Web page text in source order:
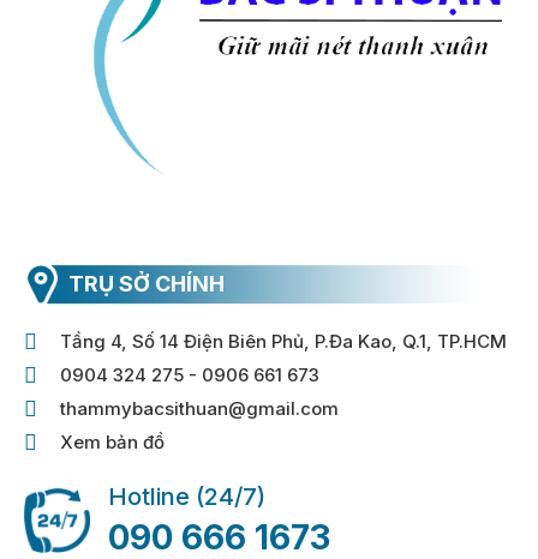
TRỤ SỞ CHÍNH
Tầng 4, Số 14 Điện Biên Phủ, P.Đa Kao, Q.1, TP.HCM
0904 324 275 - 0906 661 673
thammybacsithuan@gmail.com
Xem bản đồ
Hotline (24/7)
090 666 1673